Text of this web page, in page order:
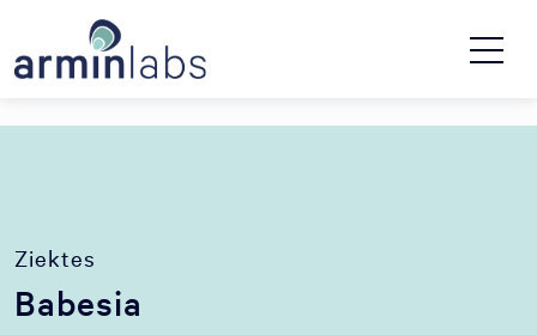
Ziektes
Babesia